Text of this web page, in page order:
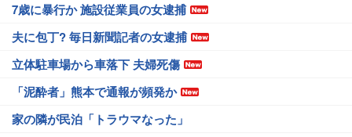
7歳に暴行か 施設従業員の女逮捕
夫に包丁? 毎日新聞記者の女逮捕
立体駐車場から車落下 夫婦死傷
「泥酔者」熊本で通報が頻発か
家の隣が民泊「トラウマなった」